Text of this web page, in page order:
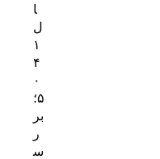
ا
ل
۱
۴
۰
۵؛
بر
ر
س